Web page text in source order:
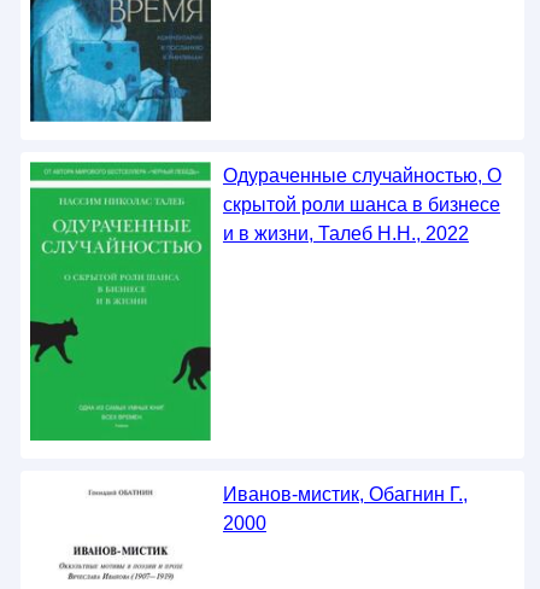
Одураченные случайностью, О
скрытой роли шанса в бизнесе
и в жизни, Талеб Н.Н., 2022
Иванов-мистик, Обагнин Г.,
2000